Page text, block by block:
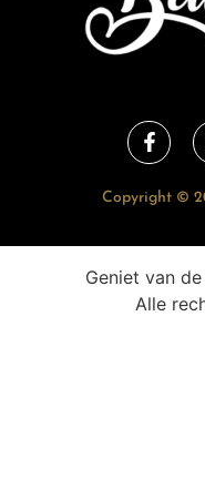
Copyright ©
Geniet van
Alle